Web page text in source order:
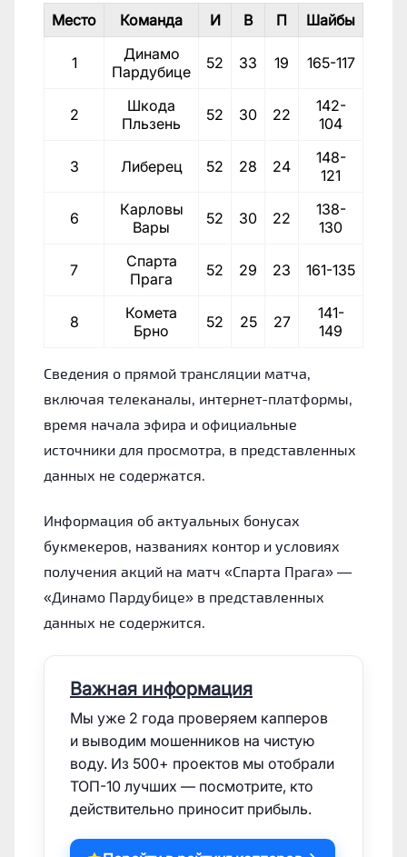
Место Команда И В П Шайбы
1
Динамо
Пардубице
52 33 19 165-117
2
Шкода
Пльзень
52 30 22
142-
104
3 Либерец 52 28 24
148-
121
6
Карловы
Вары
52 30 22
138-
130
7
Спарта
Прага
52 29 23 161-135
8
Комета
Брно
52 25 27
141-
149
Сведения о прямой трансляции матча,
включая телеканалы, интернет-платформы,
время начала эфира и официальные
источники для просмотра, в представленных
данных не содержатся.
Информация об актуальных бонусах
букмекеров, названиях контор и условиях
получения акций на матч «Спарта Прага» —
«Динамо Пардубице» в представленных
данных не содержится.
Важная информация
Мы уже 2 года проверяем капперов
и выводим мошенников на чистую
воду. Из 500+ проектов мы отобрали
ТОП-10 лучших — посмотрите, кто
действительно приносит прибыль.